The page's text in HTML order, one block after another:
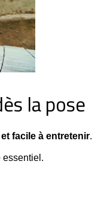
la pose
facile à entretenir.
essentiel.